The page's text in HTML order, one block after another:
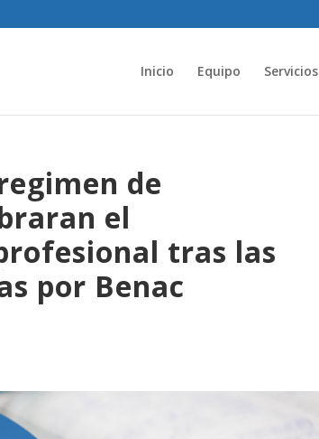
Inicio Equipo Servicios
de
el
tras las
por Benac